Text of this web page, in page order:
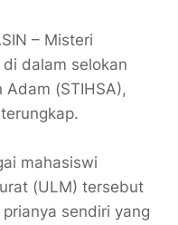
– Misteri
dalam selokan
Adam (STIHSA),
mahasiswi
(ULM) tersebut
sendiri yang